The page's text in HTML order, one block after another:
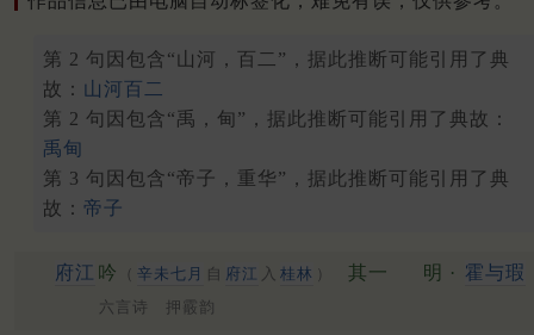
第 2 句因包含“山河，百二”，据此推断可能引用了典
故： 山河百二
第 2 句因包含“禹，甸”，据此推断可能引用了典故：
禹甸
第 3 句因包含“帝子，重华”，据此推断可能引用了典
故： 帝子
府江 吟 （ 辛未七月 自 府江 入 桂林 ） 其一 明 · 霍与瑕
六言诗 押霰韵